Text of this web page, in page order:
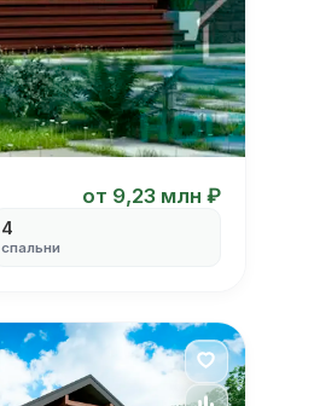
от 9,23 млн ₽
4
спальни